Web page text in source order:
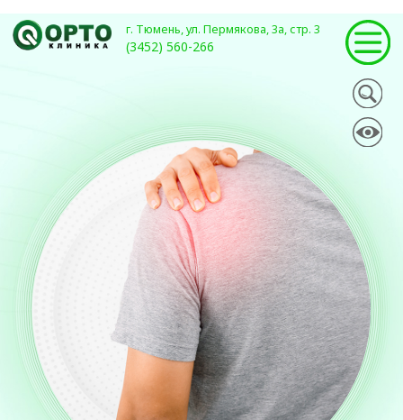
(3452) 560-266
Профессиональное
лечение и вправление
вывихов суставов